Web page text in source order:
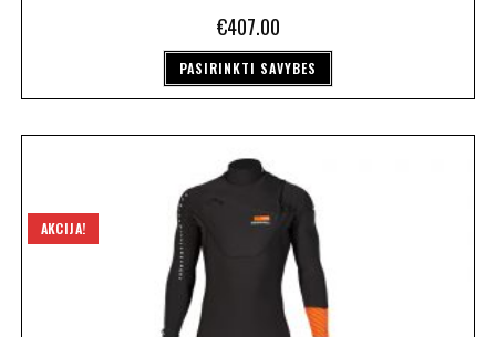
€407.00
PASIRINKTI SAVYBES
AKCIJA!